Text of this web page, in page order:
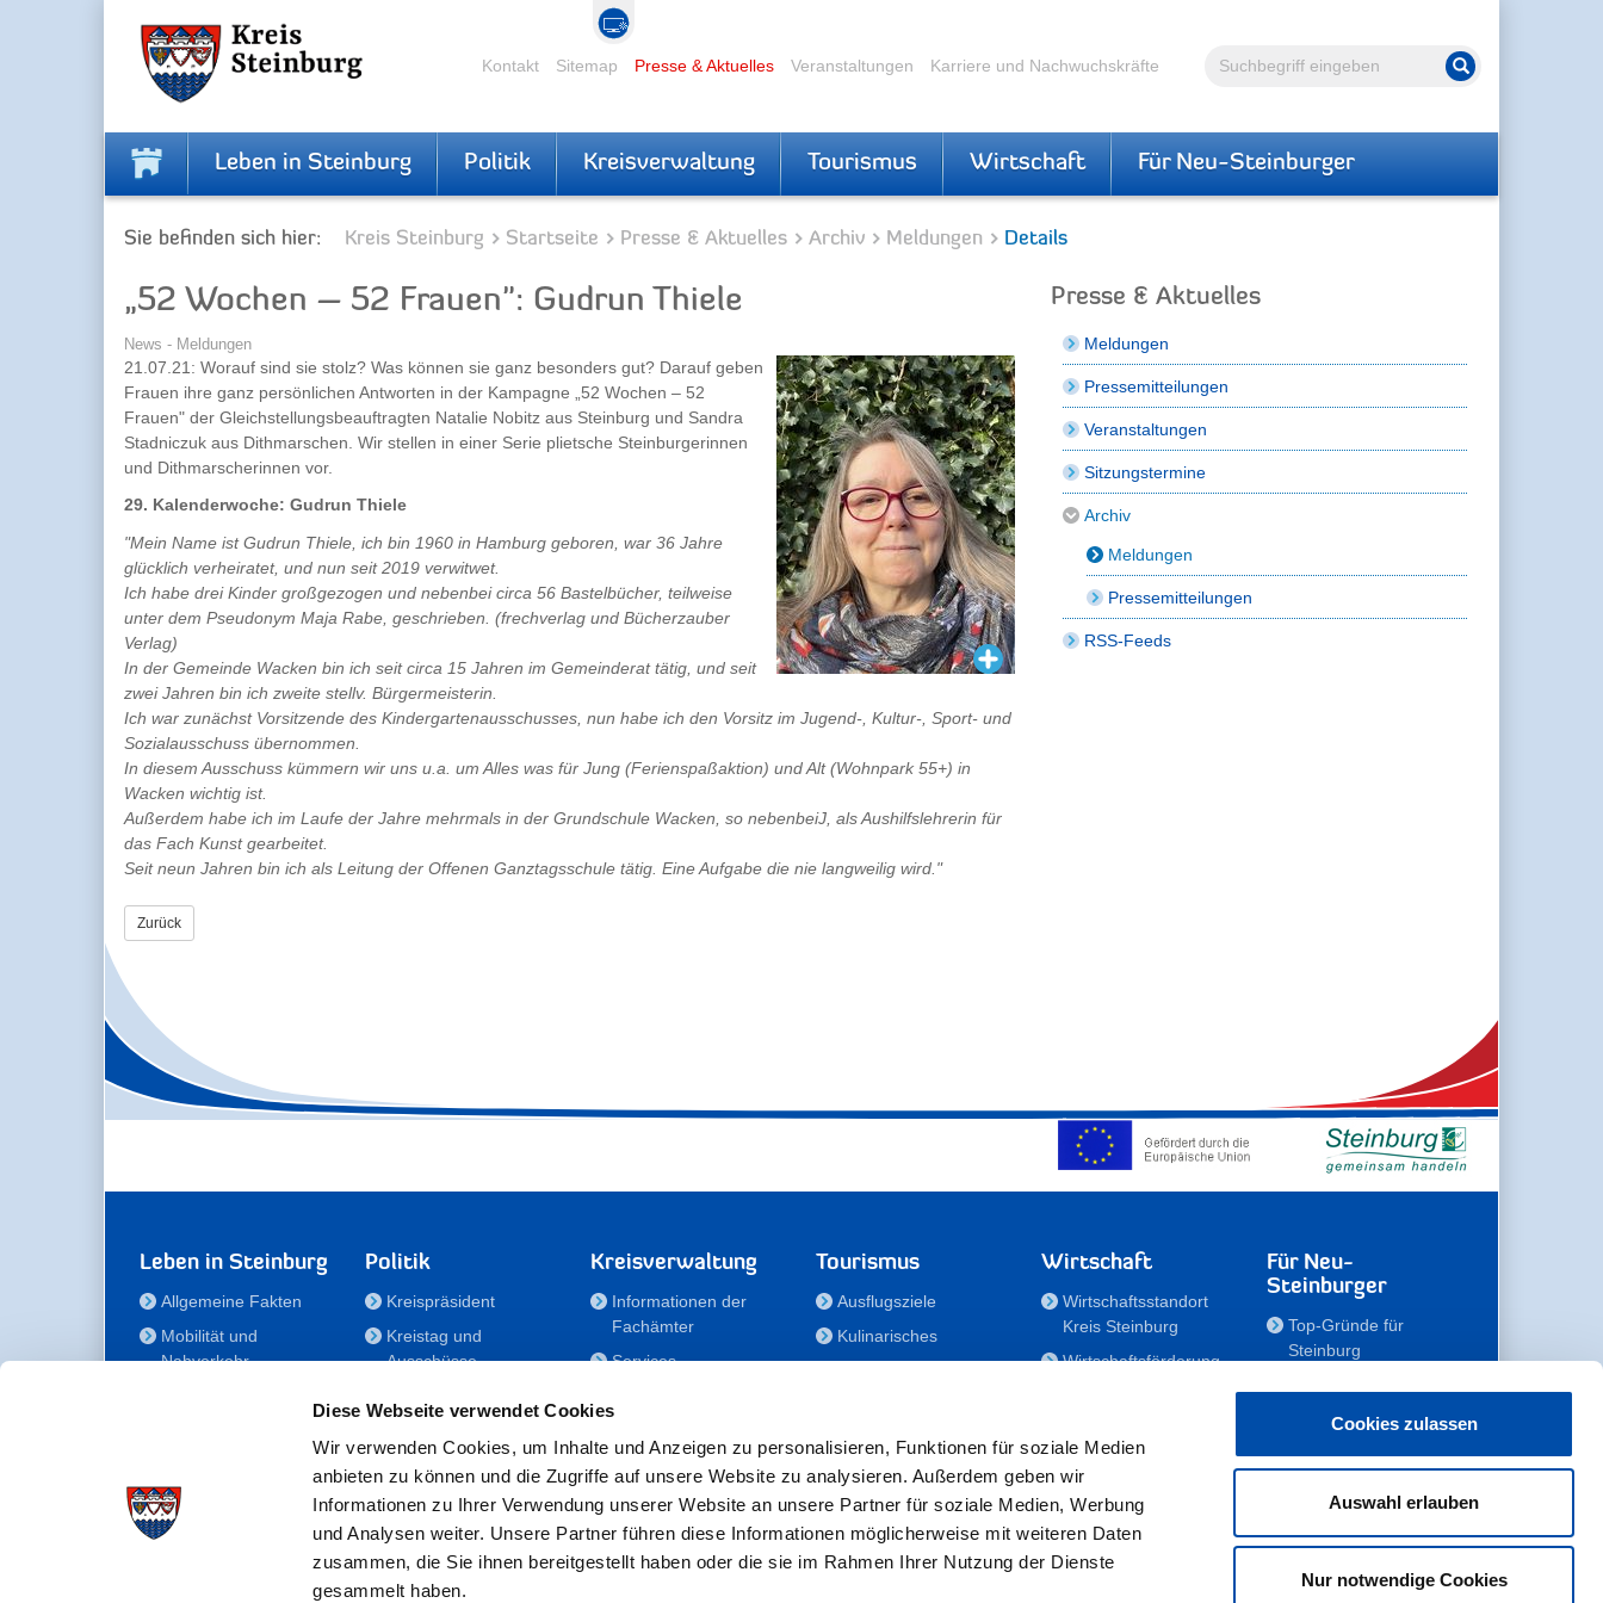
Diese Webseite verwendet Cookies
Wir verwenden Cookies, um Inhalte und Anzeigen zu personalisieren, Funktionen für soziale Medien
anbieten zu können und die Zugriffe auf unsere Website zu analysieren. Außerdem geben wir
Informationen zu Ihrer Verwendung unserer Website an unsere Partner für soziale Medien, Werbung
und Analysen weiter. Unsere Partner führen diese Informationen möglicherweise mit weiteren Daten
zusammen, die Sie ihnen bereitgestellt haben oder die sie im Rahmen Ihrer Nutzung der Dienste
gesammelt haben.
Cookies zulassen
Auswahl erlauben
Nur notwendige Cookies
Volltextsuche Suche starten
Kontakt Sitemap Presse & Aktuelles Veranstaltungen Karriere und Nachwuchskräfte
Leben in Steinburg Politik Kreisverwaltung Tourismus Wirtschaft Für Neu-Steinburger
Sie befinden sich hier: Kreis Steinburg Startseite Presse & Aktuelles Archiv Meldungen Details
„52 Wochen – 52 Frauen": Gudrun Thiele
News - Meldungen
21.07.21: Worauf sind sie stolz? Was können sie ganz besonders gut? Darauf geben
Frauen ihre ganz persönlichen Antworten in der Kampagne „52 Wochen – 52
Frauen" der Gleichstellungsbeauftragten Natalie Nobitz aus Steinburg und Sandra
Stadniczuk aus Dithmarschen. Wir stellen in einer Serie plietsche Steinburgerinnen
und Dithmarscherinnen vor.
29. Kalenderwoche: Gudrun Thiele
"Mein Name ist Gudrun Thiele, ich bin 1960 in Hamburg geboren, war 36 Jahre
glücklich verheiratet, und nun seit 2019 verwitwet.
Ich habe drei Kinder großgezogen und nebenbei circa 56 Bastelbücher, teilweise
unter dem Pseudonym Maja Rabe, geschrieben. (frechverlag und Bücherzauber
Verlag)
In der Gemeinde Wacken bin ich seit circa 15 Jahren im Gemeinderat tätig, und seit
zwei Jahren bin ich zweite stellv. Bürgermeisterin.
Ich war zunächst Vorsitzende des Kindergartenausschusses, nun habe ich den Vorsitz im Jugend-, Kultur-, Sport- und
Sozialausschuss übernommen.
In diesem Ausschuss kümmern wir uns u.a. um Alles was für Jung (Ferienspaßaktion) und Alt (Wohnpark 55+) in
Wacken wichtig ist.
Außerdem habe ich im Laufe der Jahre mehrmals in der Grundschule Wacken, so nebenbeiJ, als Aushilfslehrerin für
das Fach Kunst gearbeitet.
Seit neun Jahren bin ich als Leitung der Offenen Ganztagsschule tätig. Eine Aufgabe die nie langweilig wird."
Zurück
Presse & Aktuelles
Meldungen
Pressemitteilungen
Veranstaltungen
Sitzungstermine
Archiv
Meldungen
Pressemitteilungen
RSS-Feeds
Leben in Steinburg
Allgemeine Fakten
Mobilität und
Nahverkehr
Gesundheit
Bildung
Politik
Kreispräsident
Kreistag und
Ausschüsse
für Menschen mit
Behinderung
Der
Kreisseniorenbeirat
Förderstiftung
Fördergesellschaft/Sportförderung
Kreisverwaltung
Informationen der
Fachämter
Services
Nachwuchskräfte
Notdienste
Bekanntmachungen
Formulare/Downloads
RSS-Feeds
Tourismus
Ausflugsziele
Kulinarisches
Veranstaltungen
Wirtschaft
Wirtschaftsstandort
Kreis Steinburg
Wirtschaftsförderung
Zahlen, Daten,
Fakten
Gewerbeflächen
Für Neu-
Steinburger
Top-Gründe für
Steinburg
Meine Immobilie
Erholen